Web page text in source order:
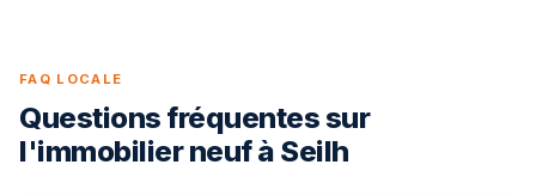
FAQ LOCALE
Questions fréquentes sur
l'immobilier neuf à Seilh